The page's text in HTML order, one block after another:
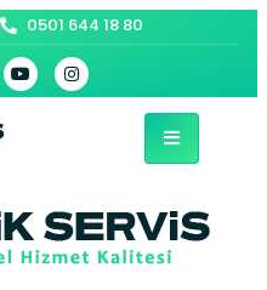
0501 644 18 80